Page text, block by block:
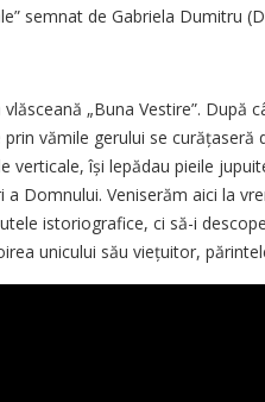
semnat de Gabriela Dumitru
„Buna Vestire”. După
vămile gerului se cură­țaseră
verticale, își lepădau pieile
Domnului. Veniserăm aici la
istoriografice, ci să-i
unicului său viețuitor,